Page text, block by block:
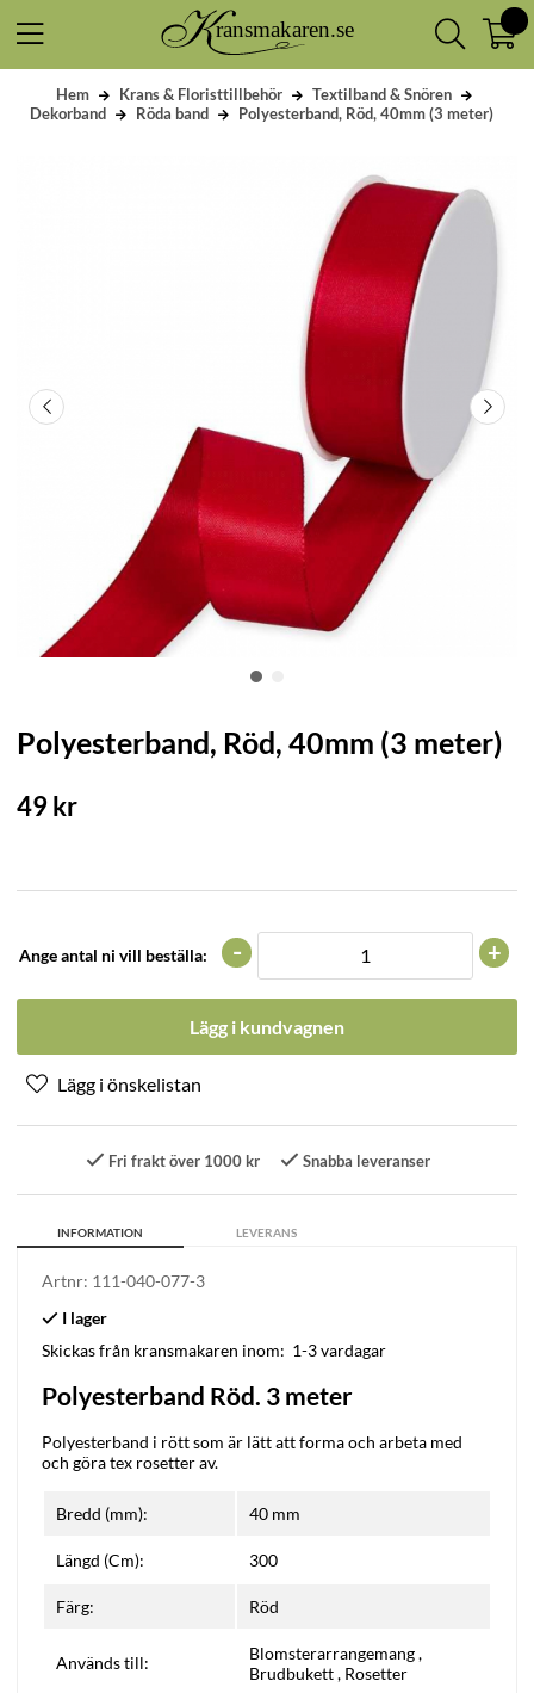
Hem Krans & Floristtillbehör
Textilband & Snören
Dekorband
Röda band Polyesterband, Röd, 40mm (3 meter)
Polyesterband, Röd, 40mm (3 meter)
49kr
Ange antal ni vill beställa: +
-
Lägg i kundvagnen
Fri frakt över 1000 kr Snabba leveranser
INFORMATION LEVERANS
Artnr: 111-040-077-3
Skickas från kransmakaren inom: 1-3 vardagar
Polyesterband Röd. 3 meter
Polyesterband i rött som är lätt att forma och arbeta med
och göra tex rosetter av.
Bredd (mm): 40 mm
Längd (Cm): 300
Färg: Röd
Används till: Blomsterarrangemang,
Brudbukett, Rosetter